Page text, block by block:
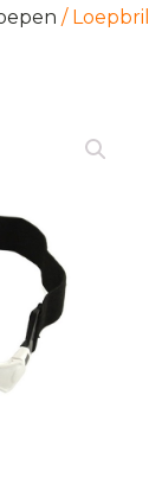
/ Loepbril